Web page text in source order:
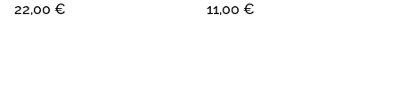
22,00 €
11,00 €